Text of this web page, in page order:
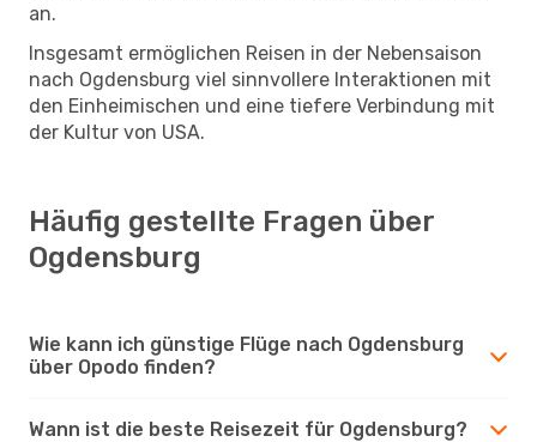
an.
Insgesamt ermöglichen Reisen in der Nebensaison
nach Ogdensburg viel sinnvollere Interaktionen mit
den Einheimischen und eine tiefere Verbindung mit
der Kultur von USA.
Häufig gestellte Fragen über
Ogdensburg
Wie kann ich günstige Flüge nach Ogdensburg
über Opodo finden?
Wann ist die beste Reisezeit für Ogdensburg?